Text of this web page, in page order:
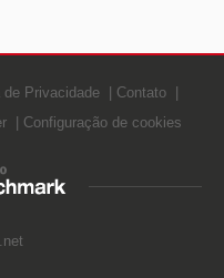
de Privacidade
Contato
Configuração de cookies